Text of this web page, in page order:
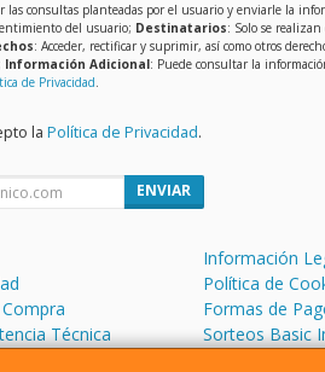
las consultas planteadas por el usuario y enviarle la
del usuario; Destinatarios: Solo se
: Acceder, rectificar y suprimir, así como otros
Información Adicional: Puede consultar la
de Privacidad.
la Política de Privacidad.
ENVIAR
Información
Política de
Formas de
Técnica
Sorteos Basic